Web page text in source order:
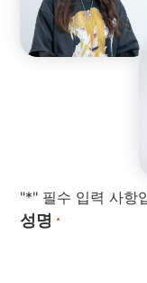
"*" 필수 입력 사항
성명 *